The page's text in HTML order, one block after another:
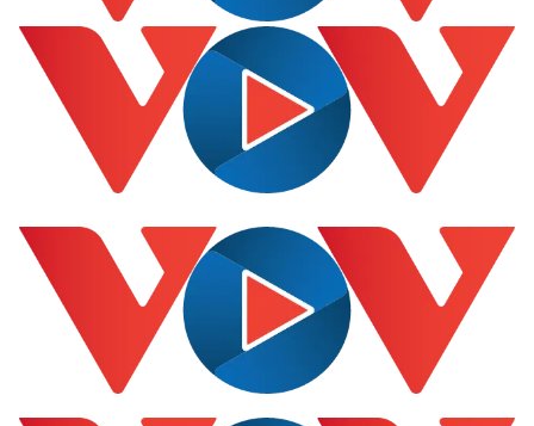
Infographic